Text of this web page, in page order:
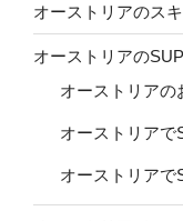
オーストリアのス
オーストリアの
オーストリアの
オーストリアで
オーストリアで